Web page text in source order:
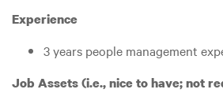
Experience
3 years people management
Job Assets (i.e., nice to have; not